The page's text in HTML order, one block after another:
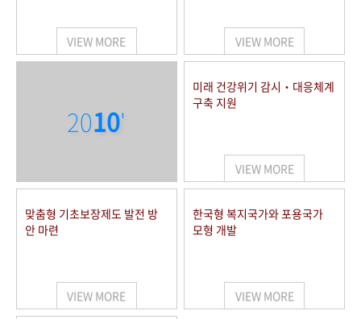
VIEW MORE VIEW MORE
2010'
미래 건강위기 감시‧대응체계
구축 지원
VIEW MORE
맞춤형 기초보장제도 발전 방
안 마련
VIEW MORE
한국형 복지국가와 포용국가
모형 개발
VIEW MORE